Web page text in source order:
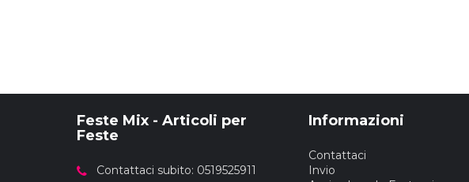
Feste Mix - Articoli per
Feste
Contattaci subito: 0519525911
Informazioni
Contattaci
Invio